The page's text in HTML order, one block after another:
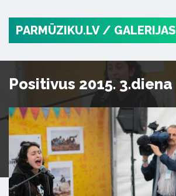
PARMŪZIKU.LV / GALERIJAS
Positivus 2015. 3.diena